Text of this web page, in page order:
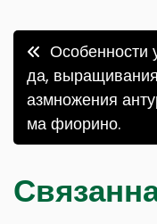
по
записям
Особенности
да,
азмножения
ма фиорино.